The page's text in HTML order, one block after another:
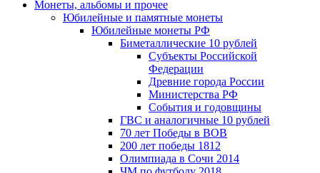
Монеты, альбомы и прочее
Юбилейные и памятные монеты
Юбилейные монеты РФ
Биметаллические 10 рублей
Субъекты Российской
Федерации
Древние города России
Министерства РФ
События и годовщины
ГВС и аналогичные 10 рублей
70 лет Победы в ВОВ
200 лет победы 1812
Олимпиада в Сочи 2014